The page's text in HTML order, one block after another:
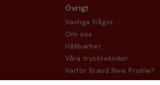
Övrigt
Vanliga frågor
Om oss
Hållbarhet
Våra trycktekniker
Varför Brand New Profile?
Köpvillkor